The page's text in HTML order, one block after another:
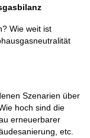
Wie weit ist
Szenarien über
hoch sind die
erneuerbarer
etc.